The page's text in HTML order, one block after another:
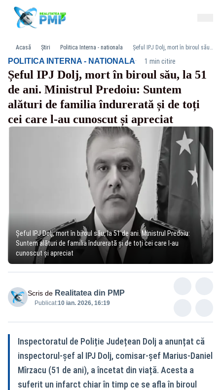
Acasă Știri Politica Interna - nationala Șeful IPJ Dolj, mort în biroul său, la 51 de ani. Ministrul Predoiu: Suntem alături de familia îndurerată și de toți cei care l-au cunoscut și apreciat
POLITICA INTERNA - NATIONALA· 1 min citire
Șeful IPJ Dolj, mort în biroul său, la 51
de ani. Ministrul Predoiu: Suntem
alături de familia îndurerată și de toți
cei care l-au cunoscut și apreciat
Șeful IPJ Dolj, mort în biroul său, la 51 de ani. Ministrul Predoiu:
Suntem alături de familia îndurerată și de toți cei care l-au
cunoscut și apreciat
Scris de Realitatea din PMP
Publicat:10 ian. 2026, 16:19
Inspectoratul de Poliție Județean Dolj a anunțat că
inspectorul-șef al IPJ Dolj, comisar-șef Marius-Daniel
Mîrzacu (51 de ani), a încetat din viață. Acesta a
suferit un infarct chiar în timp ce se afla în biroul